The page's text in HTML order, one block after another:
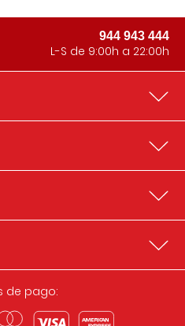
944 943 444
L-S de 9:00h a 22:00h
de pago: